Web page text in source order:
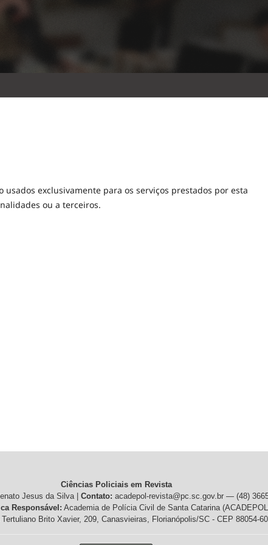
exclusivamente para os serviços prestados por esta
ou a terceiros.
Ciências Policiais em Revista
Jesus da Silva | Contato: acadepol-revista@pc.sc.gov.br — (48)
Responsável: Academia de Polícia Civil de Santa Catarina
Tertuliano Brito Xavier, 209, Canasvieiras, Florianópolis/SC - CEP 88054-